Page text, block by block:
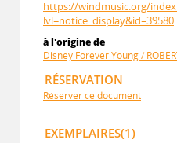
https://windmusic.org/
lvl=notice_display&id=39580
à l'origine de
Disney Forever Young /
RÉSERVATION
Réserver ce document
EXEMPLAIRES(1)